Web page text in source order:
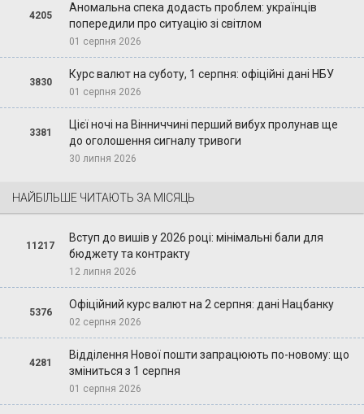
4205
Аномальна спека додасть проблем: українців
попередили про ситуацію зі світлом
01 серпня 2026
3830
Курс валют на суботу, 1 серпня: офіційні дані НБУ
01 серпня 2026
3381
Цієї ночі на Вінниччині перший вибух пролунав ще
до оголошення сигналу тривоги
30 липня 2026
НАЙБІЛЬШЕ ЧИТАЮТЬ ЗА МІСЯЦЬ
11217
Вступ до вишів у 2026 році: мінімальні бали для
бюджету та контракту
12 липня 2026
5376
Офіційний курс валют на 2 серпня: дані Нацбанку
02 серпня 2026
4281
Відділення Нової пошти запрацюють по-новому: що
зміниться з 1 серпня
01 серпня 2026